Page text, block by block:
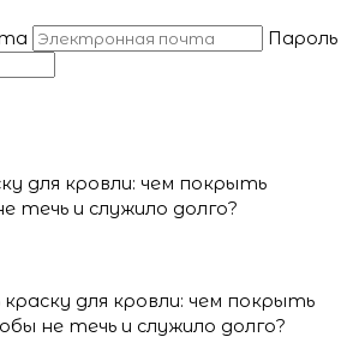
Пароль
для кровли: чем покрыть
течь и служило долго?
для кровли: чем покрыть
не течь и служило долго?